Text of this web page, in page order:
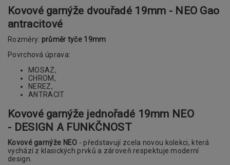
Kovové garnýže dvouřadé 19mm - NEO Gao
antracitové
Rozměry: průměr tyče 19mm
Povrchová úprava:
MOSAZ,
CHROM,
NEREZ,
ANTRACIT
Kovové garnýže jednořadé 19mm NEO
- DESIGN A FUNKČNOST
Kovové garnýže NEO - představují zcela novou kolekci, která
vychází z klasických prvků a zároveň respektuje moderní
design.